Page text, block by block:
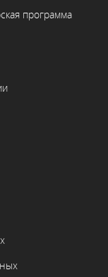
программа